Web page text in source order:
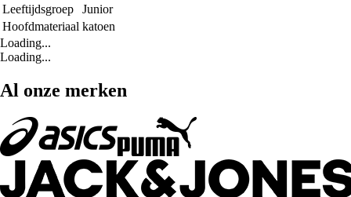
Leeftijdsgroep
Junior
Hoofdmateriaal katoen
Loading...
Loading...
Al onze merken